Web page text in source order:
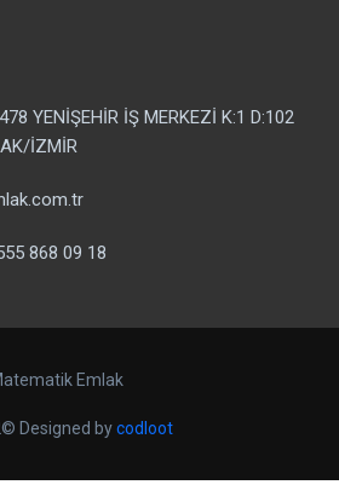
YENİŞEHİR İŞ MERKEZİ K:1 D:102
İZMİR
868 09 18
Emlak
Designed bycodloot